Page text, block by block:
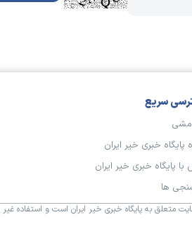
سریع
پایگاه خبری خیر ایران
با پایگاه خبری خیر ایران
ها
به پایگاه خبری خیر ایران است و استفاده غیر